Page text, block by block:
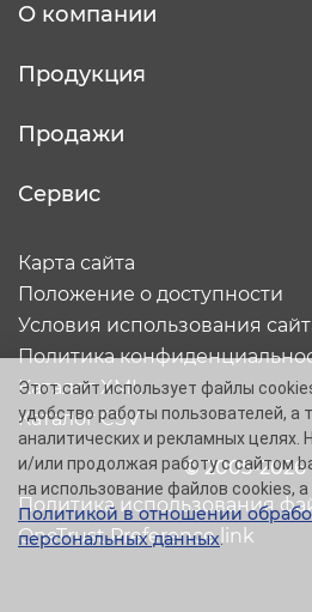
О компании
Продукция
Продажи
Сервис
© 2005-2026
Карта сайта
Положение о доступности
Условия использования
Политика
Каталог XML
Каталог CSV
Политика использования
OneTrust Preference link
Этот сайт использует файлы
удобство работы пользователей, а
аналитических и рекламных целях.
и/или продолжая работу с сайтом
на использование файлов cookies,
Политикой в отношении
персональных данных.